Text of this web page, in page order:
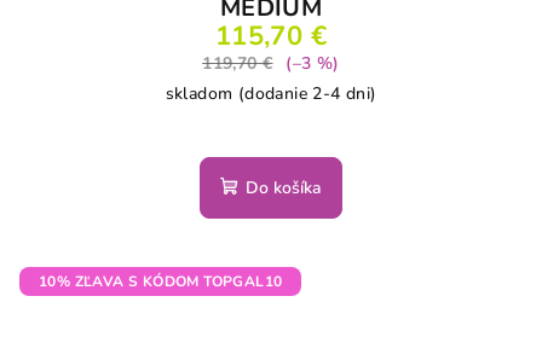
MEDIUM
115,70 €
119,70 €
(–3 %)
skladom (dodanie 2-4 dni)
Do košíka
10% ZĽAVA S KÓDOM TOPGAL10